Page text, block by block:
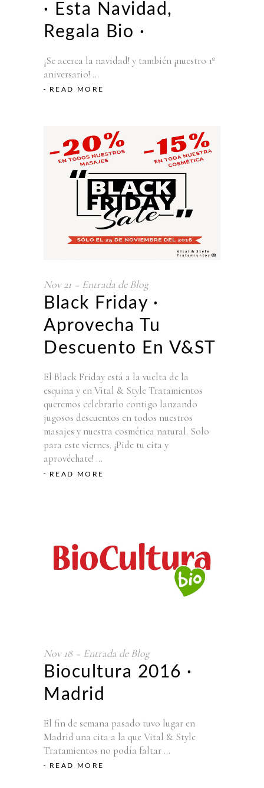
· Esta Navidad,
Regala Bio ·
¡Se acerca la navidad! y también ¡nuestro 1º
aniversario!
READ MORE
Nov 21 Entrada de Blog
Black Friday ·
Aprovecha Tu
Descuento En V&ST
El Black Friday está a la vuelta de la
esquina y en Vital & Style Tratamientos
queremos celebrarlo contigo lanzando
jugosos descuentos en todos nuestros
masajes y nuestra cosmética natural. Solo
para este viernes. ¡Pide tu cita y
aprovéchate!
READ MORE
Nov 18 Entrada de Blog
Biocultura 2016 ·
Madrid
El fin de semana pasado tuvo lugar en
Madrid una cita a la que Vital & Style
Tratamientos no podía faltar
READ MORE